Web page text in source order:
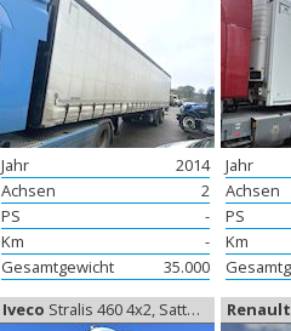
Jahr
2014
Achsen
2
PS
-
Km
-
Gesamtgewicht
35.000
Jahr
Achsen
PS
Km
Iveco Stralis 460 4x2, Sattelzugmaschine Renault